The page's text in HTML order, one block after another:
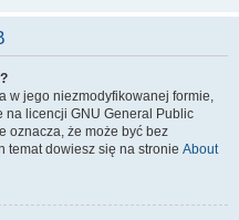
w jego niezmodyfikowanej formie,
na licencji GNU General Public
oznacza, że może być bez
temat dowiesz się na stronie About